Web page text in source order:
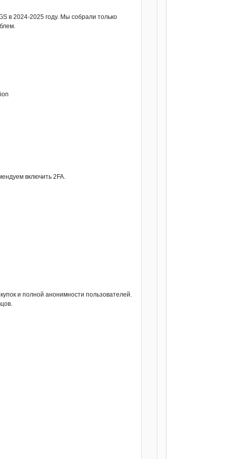
в 2024-2025 году. Мы собрали только
включить 2FA.
и полной анонимности пользователей.